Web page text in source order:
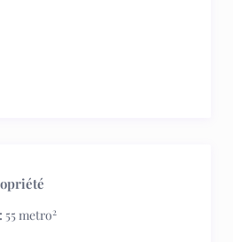
55 metro2